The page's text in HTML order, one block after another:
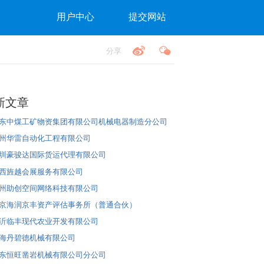
用户中心 提交网站
分享
文章
中煤工矿物资集团有限公司机械电器制造分公司
华雷自动化工程有限公司
豪骏达国际货运代理有限公司
旌越会展服务有限公司
助创空间网络科技有限公司
海润京丰资产评估事务所（普通合伙）
临丰现代农业开发有限公司
丹碧德机械有限公司
恒旺凿岩机械有限公司分公司